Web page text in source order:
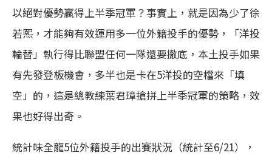
以絕對優勢贏得上半季冠軍？事實上，就是因為少了徐
若熙，才能夠有效運用多一位外籍投手的優勢，「洋投
輪替」執行得比聯盟任何一隊還要撤底，本土投手如果
有先發登板機會，多半也是卡在5洋投的空檔來「填
空」的，這是總教練葉君璋搶拼上半季冠軍的策略，效
果也好得出奇。
統計味全龍5位外籍投手的出賽狀況（統計至6/21），